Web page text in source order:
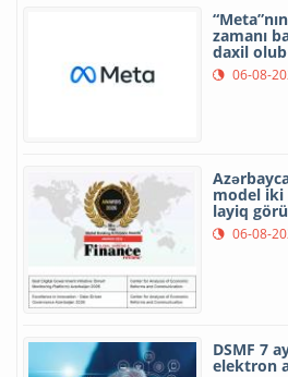
zamanı
daxil olub
06-08-
model iki
layiq
06-08-
DSMF 7
elektron